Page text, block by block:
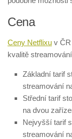
Cena
Ceny Netflixu v
kvalitě
Základní tarif
streamování
Střední tarif
na dvou
Nejvyšší tarif
streamování